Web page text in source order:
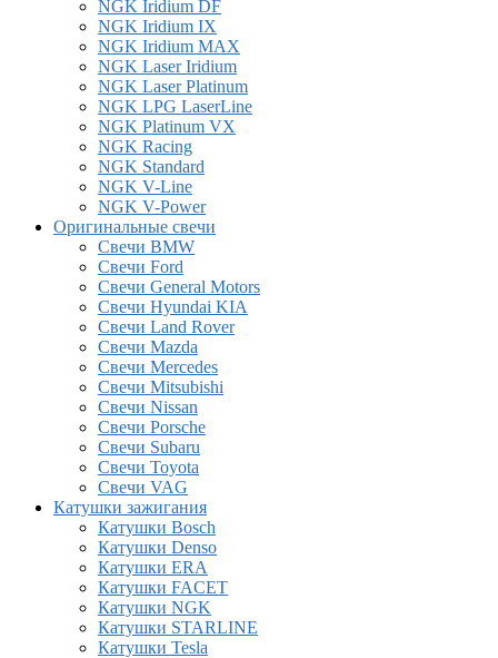
NGK Iridium DF
NGK Iridium IX
NGK Iridium MAX
NGK Laser Iridium
NGK Laser Platinum
NGK LPG LaserLine
NGK Platinum VX
NGK Racing
NGK Standard
NGK V-Line
NGK V-Power
Оригинальные свечи
Свечи BMW
Свечи Ford
Свечи General Motors
Свечи Hyundai KIA
Свечи Land Rover
Свечи Mazda
Свечи Mercedes
Свечи Mitsubishi
Свечи Nissan
Свечи Porsche
Свечи Subaru
Свечи Toyota
Свечи VAG
Катушки зажигания
Катушки Bosch
Катушки Denso
Катушки ERA
Катушки FACET
Катушки NGK
Катушки STARLINE
Катушки Tesla